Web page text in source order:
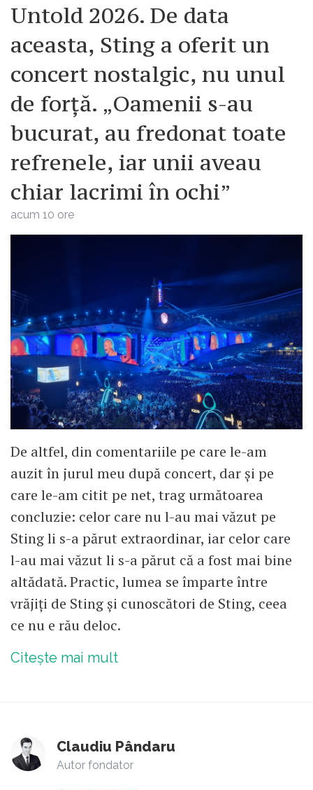
Untold 2026. De data
aceasta, Sting a oferit un
concert nostalgic, nu unul
de forță. „Oamenii s-au
bucurat, au fredonat toate
refrenele, iar unii aveau
chiar lacrimi în ochi”
acum 10 ore
De altfel, din comentariile pe care le-am
auzit în jurul meu după concert, dar și pe
care le-am citit pe net, trag următoarea
concluzie: celor care nu l-au mai văzut pe
Sting li s-a părut extraordinar, iar celor care
l-au mai văzut li s-a părut că a fost mai bine
altădată. Practic, lumea se împarte între
vrăjiți de Sting și cunoscători de Sting, ceea
ce nu e rău deloc.
Citește mai mult
Claudiu Pândaru
Autor fondator